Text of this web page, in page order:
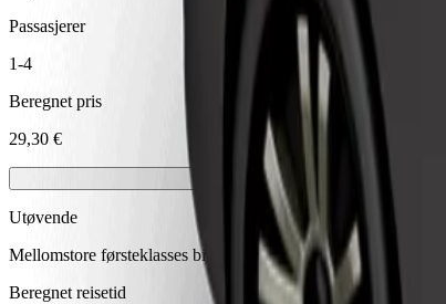
Passasjerer
1-4
Beregnet pris
29,30 €
Utøvende
Mellomstore førsteklasses biler med eksklusivt utstyr
Beregnet reisetid